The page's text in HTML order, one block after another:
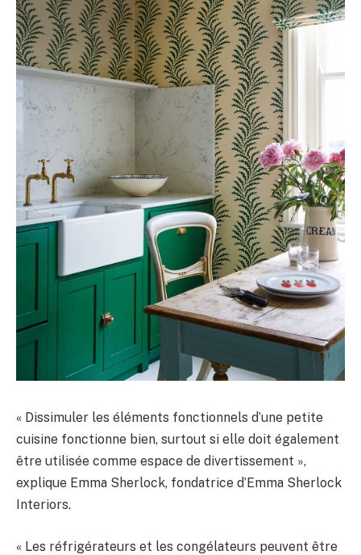
« Dissimuler les éléments fonctionnels d’une petite
cuisine fonctionne bien, surtout si elle doit également
être utilisée comme espace de divertissement »,
explique Emma Sherlock, fondatrice d’Emma Sherlock
Interiors.
« Les réfrigérateurs et les congélateurs peuvent être